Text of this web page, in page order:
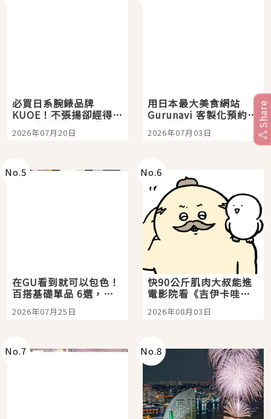
必買日系腕錶品牌
KUOE！不張揚卻經得起
時間洗鍊的經典之作五
選
2026年07月20日
用日本最大美食網站
Gurunavi 客製化預約九
大都市餐廳，打造專屬
美食體驗！
2026年07月03日
No.5
在GU看到就可以包色！
百搭基礎單品 6選，閉
眼全收也不心疼
2026年07月25日
No.6
快90公斤肌肉大叔能進
電影院看《吉伊卡哇》
嗎？日本重金屬樂團
「打首」會長與nagano
2026年08月03日
No.7 No.8
Share